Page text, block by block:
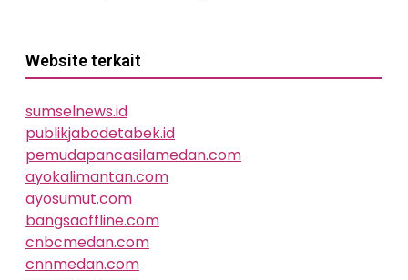
Website terkait
sumselnews.id
publikjabodetabek.id
pemudapancasilamedan.com
ayokalimantan.com
ayosumut.com
bangsaoffline.com
cnbcmedan.com
cnnmedan.com